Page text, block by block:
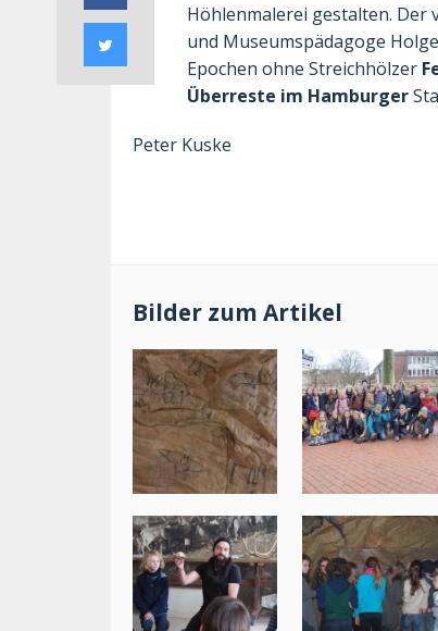
Höhlenmalerei gestalten. Der
und Museumspädagoge
Epochen ohne Streichhölzer
Überreste im Hamburger
Peter Kuske
Bilder zum Artikel